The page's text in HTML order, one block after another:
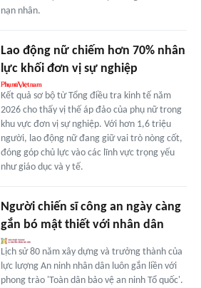
nạn nhân.
Lao động nữ chiếm hơn 70% nhân
lực khối đơn vị sự nghiệp
Kết quả sơ bộ từ Tổng điều tra kinh tế năm
2026 cho thấy vị thế áp đảo của phụ nữ trong
khu vực đơn vị sự nghiệp. Với hơn 1,6 triệu
người, lao động nữ đang giữ vai trò nòng cốt,
đóng góp chủ lực vào các lĩnh vực trọng yếu
như giáo dục và y tế.
Người chiến sĩ công an ngày càng
gắn bó mật thiết với nhân dân
Lịch sử 80 năm xây dựng và trưởng thành của
lực lượng An ninh nhân dân luôn gắn liền với
phong trào 'Toàn dân bảo vệ an ninh Tổ quốc'.